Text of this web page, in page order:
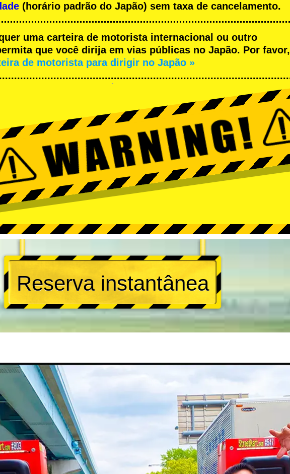
(horário padrão do Japão) sem taxa de cancelamento.
uma carteira de motorista internacional ou outro
que você dirija em vias públicas no Japão. Por favor,
de motorista para dirigir no Japão »
Reserva instantânea